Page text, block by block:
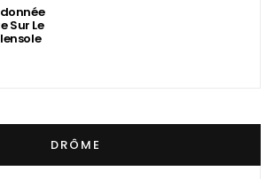
Sur Le
DRÔME